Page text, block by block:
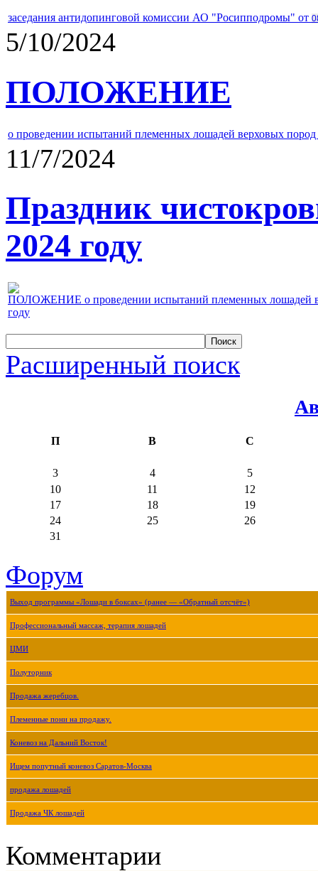
заседания антидопинговой комиссии АО "Росипподромы" от
5/10/2024
ПОЛОЖЕНИЕ
о проведении испытаний племенных лошадей верховых
11/7/2024
Праздник
2024 году
ПОЛОЖЕНИЕ о проведении испытаний племенных лошадей
году
Расширенный поиск
П В С
3 4
5
10
11
12
17
18
19
24
25
26
31
Форум
Выход программы «Лошади в боксах» (ранее — «Обратный отсчёт»)
Профессиональный массаж, терапия лошадей
ЦМИ
Полуторник
Продажа жеребцов.
Племенные пони на продажу.
Коневоз на Дальний Восток!
Ищем попутный коневоз Саратов-Москва
продажа лошадей
Продажа ЧК лошадей
Комментарии